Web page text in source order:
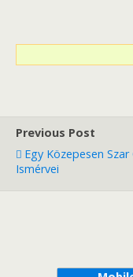
Previous Post
Egy Közepesen Szar
Ismérvei